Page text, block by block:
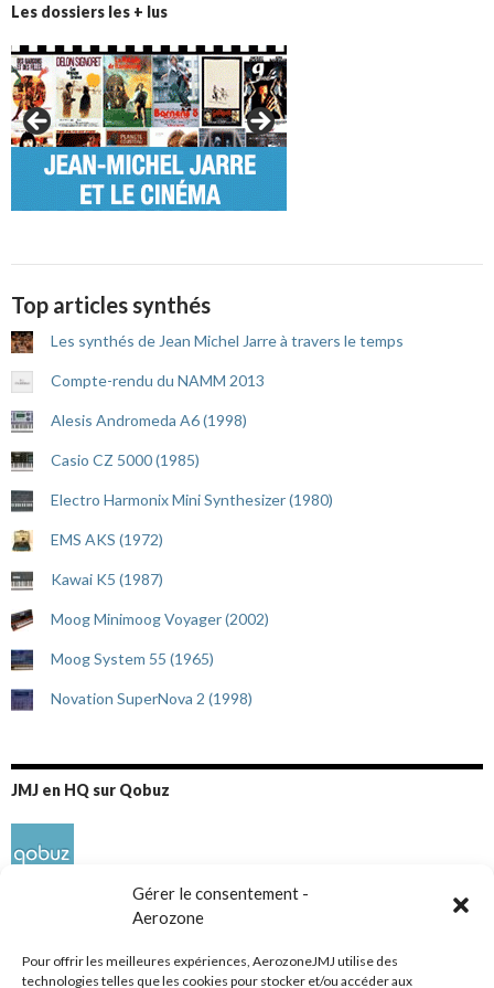
Gérer le consentement -
Aerozone
Pour offrir les meilleures expériences, AerozoneJMJ utilise des
technologies telles que les cookies pour stocker et/ou accéder aux
Les dossiers les + lus
Top articles synthés
Les synthés de Jean Michel Jarre à travers le temps
Compte-rendu du NAMM 2013
Alesis Andromeda A6 (1998)
Casio CZ 5000 (1985)
Electro Harmonix Mini Synthesizer (1980)
EMS AKS (1972)
Kawai K5 (1987)
Moog Minimoog Voyager (2002)
Moog System 55 (1965)
Novation SuperNova 2 (1998)
JMJ en HQ sur Qobuz